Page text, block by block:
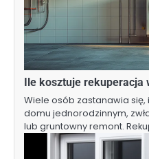
Ile kosztuje rekuperacja
Wiele osób zastanawia
domu jednorodzinnym,
lub gruntowny remont.